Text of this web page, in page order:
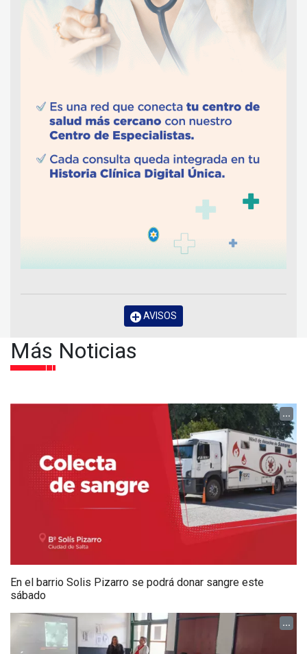
AVISOS
Más Noticias
...
En el barrio Solis Pizarro se podrá donar sangre este
sábado
...